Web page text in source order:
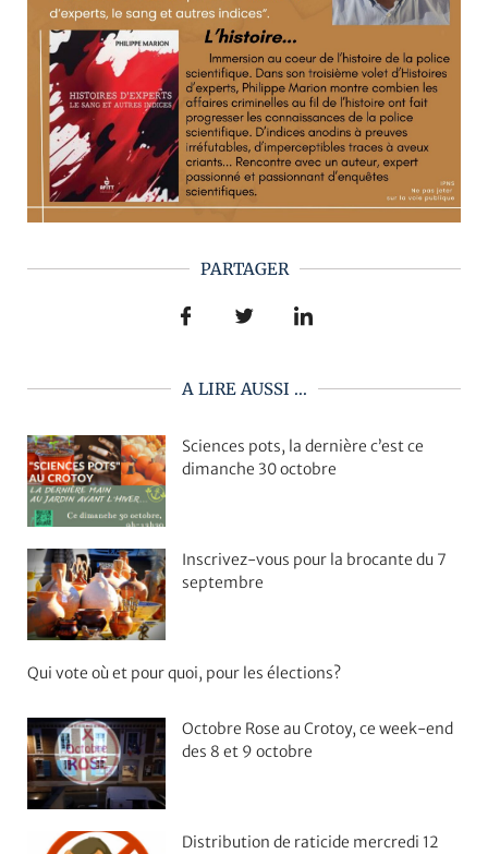
PARTAGER
A LIRE AUSSI ...
Sciences pots, la dernière c’est ce
dimanche 30 octobre
Inscrivez-vous pour la brocante du 7
septembre
Qui vote où et pour quoi, pour les élections?
Octobre Rose au Crotoy, ce week-end
des 8 et 9 octobre
Distribution de raticide mercredi 12